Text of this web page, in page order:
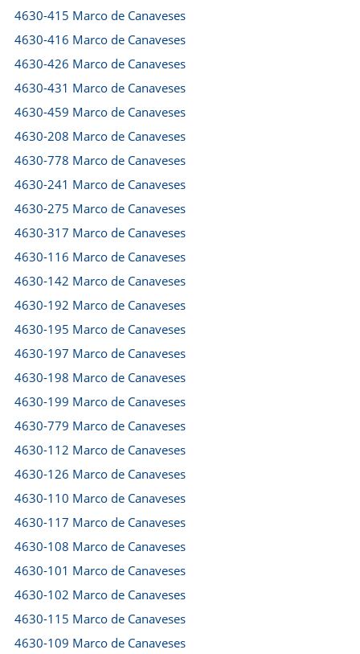
4630-415 Marco de Canaveses
4630-416 Marco de Canaveses
4630-426 Marco de Canaveses
4630-431 Marco de Canaveses
4630-459 Marco de Canaveses
4630-208 Marco de Canaveses
4630-778 Marco de Canaveses
4630-241 Marco de Canaveses
4630-275 Marco de Canaveses
4630-317 Marco de Canaveses
4630-116 Marco de Canaveses
4630-142 Marco de Canaveses
4630-192 Marco de Canaveses
4630-195 Marco de Canaveses
4630-197 Marco de Canaveses
4630-198 Marco de Canaveses
4630-199 Marco de Canaveses
4630-779 Marco de Canaveses
4630-112 Marco de Canaveses
4630-126 Marco de Canaveses
4630-110 Marco de Canaveses
4630-117 Marco de Canaveses
4630-108 Marco de Canaveses
4630-101 Marco de Canaveses
4630-102 Marco de Canaveses
4630-115 Marco de Canaveses
4630-109 Marco de Canaveses